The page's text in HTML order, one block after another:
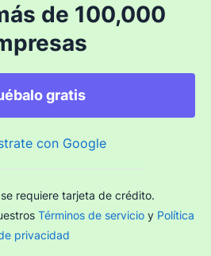
de 100,000
gratis
con Google
requiere tarjeta de crédito.
Términos de servicio y Política
privacidad